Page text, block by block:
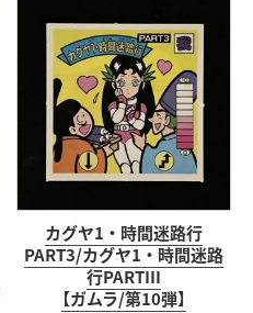
カグヤ1・時間迷路行
PART3/カグヤ1・時間迷路
行PARTIII
【ガムラ/第10弾】